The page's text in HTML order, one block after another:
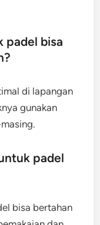
padel bisa
di lapangan
gunakan
padel
bisa bertahan